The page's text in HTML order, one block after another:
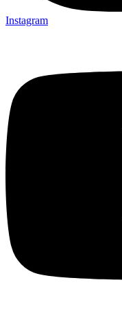
Instagram